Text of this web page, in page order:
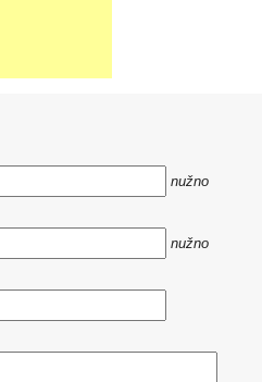
nužno
nužno